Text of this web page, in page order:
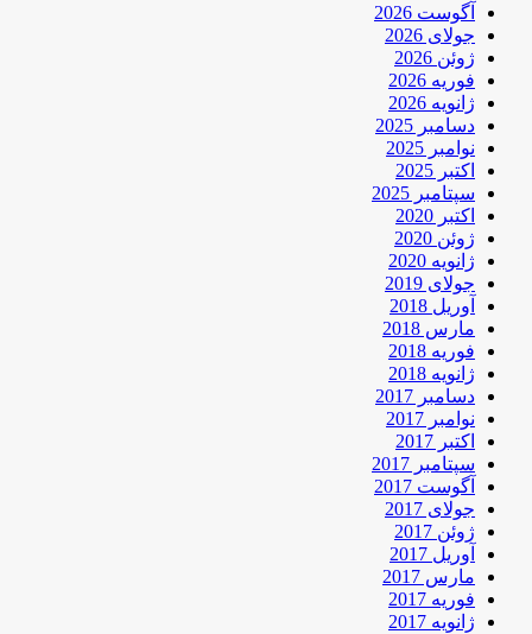
آگوست 2026
جولای 2026
ژوئن 2026
فوریه 2026
ژانویه 2026
دسامبر 2025
نوامبر 2025
اکتبر 2025
سپتامبر 2025
اکتبر 2020
ژوئن 2020
ژانویه 2020
جولای 2019
آوریل 2018
مارس 2018
فوریه 2018
ژانویه 2018
دسامبر 2017
نوامبر 2017
اکتبر 2017
سپتامبر 2017
آگوست 2017
جولای 2017
ژوئن 2017
آوریل 2017
مارس 2017
فوریه 2017
ژانویه 2017